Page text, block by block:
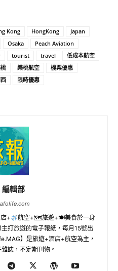
Kong HongKong
Japan
Osaka
Peach Aviation
tourist travel
低成本航空
樂桃航空
機票優惠
限時優惠
編輯部
+
航空+🗺旅遊+🍽美食於一身
打旅遊的電子報紙，每月15號出
】是旅遊+酒店+航空為主，
誌，不定期刊物。